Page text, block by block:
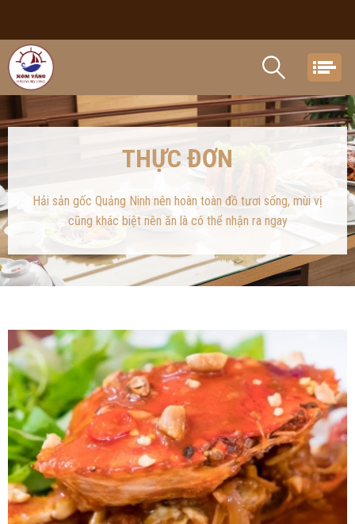
THỰC ĐƠN
Hải sản gốc Quảng Ninh nên hoàn toàn đồ tươi sống, mùi vị
cũng khác biệt nên ăn là có thể nhận ra ngay